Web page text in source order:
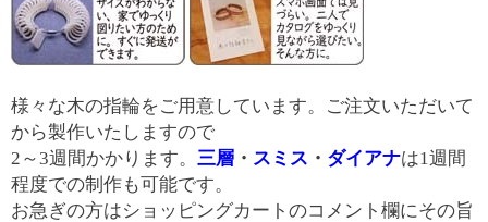
様々な木の指輪をご用意しています。ご注文いただいて
から製作いたしますので
2～3週間かかります。 三層 ・ スミス ・ ダイアナは1週間
程度での制作も可能です。
お急ぎの方はショッピングカートのコメント欄にその旨